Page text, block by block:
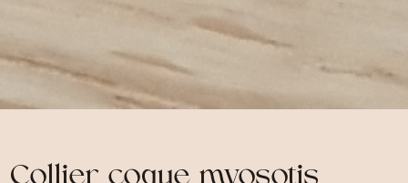
Collier coque myosotis